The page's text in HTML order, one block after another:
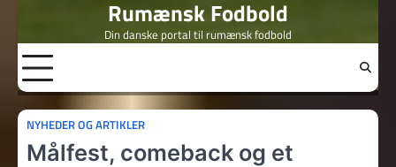
content
Rumænsk Fodbold
Din danske portal til rumænsk fodbold
NYHEDER OG ARTIKLER
Målfest, comeback og et